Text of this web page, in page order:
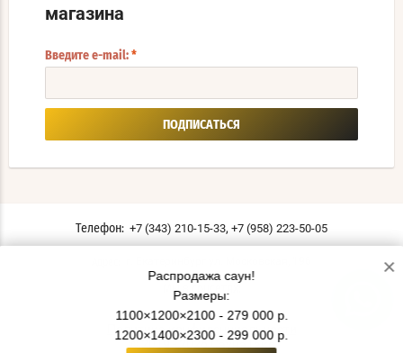
магазина
Введите e-mail: *
ПОДПИСАТЬСЯ
Телефон: +7 (343) 210-15-33, +7 (958) 223-50-05
Мы в соцсетях:
Политика конфиденциальности
© 2019 - 2026 СаунаТэкс
Распродажа саун!
Размеры:
1100×1200×2100 - 279 000 р.
1200×1400×2300 - 299 000 р.
×